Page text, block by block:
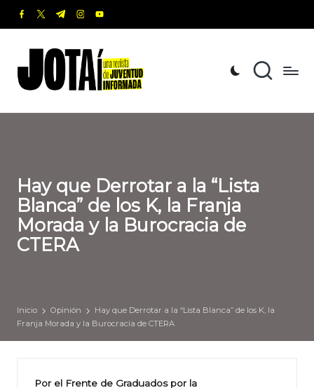
Saltar
contenido
facebook.com
twitter.com
t.me instagram.com
youtube.com
o
t
revista
de
Informada
Hay que Derrotar a la “Lista
Blanca” de los K, la Franja
Morada y la Burocracia de
CTERA
Inicio Opinión
Hay que Derrotar a la “Lista Blanca” de los K, la
Franja Morada y la Burocracia de CTERA
Por el Frente de Graduados por la